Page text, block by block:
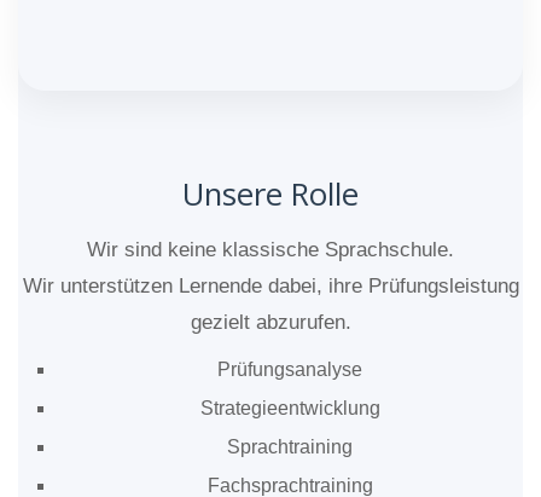
Unsere Rolle
Wir sind keine klassische Sprachschule.
Wir unterstützen Lernende dabei, ihre Prüfungsleistung
gezielt abzurufen.
Prüfungsanalyse
Strategieentwicklung
Sprachtraining
Fachsprachtraining